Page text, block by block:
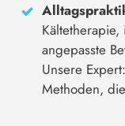
angepasste
Unsere
Methoden,